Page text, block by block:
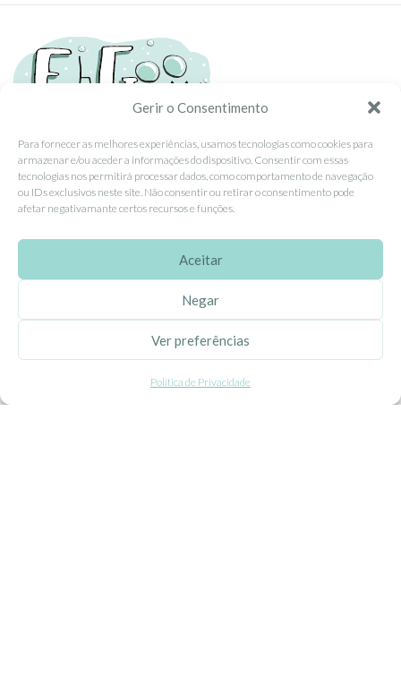
Gerir o Consentimento
Para fornecer as melhores experiências, usamos tecnologias como cookies para
armazenar e/ou aceder a informações do dispositivo. Consentir com essas
tecnologias nos permitirá processar dados, como comportamento de navegação
ou IDs exclusivos neste site. Não consentir ou retirar o consentimento pode
afetar negativamante certos recursos e funções.
Aceitar
Negar
Ver preferências
Política de Privacidade
Tel: (351) 234095278 Custo de Chamada para Rede Fixa Nacional
Email: info@ehgoom.com
Rua José Afonso, Nº 50, 3800-438 Aveiro, Portugal
Sobre Nós
Propriedade Intelectual
Colaboração com Bloggers